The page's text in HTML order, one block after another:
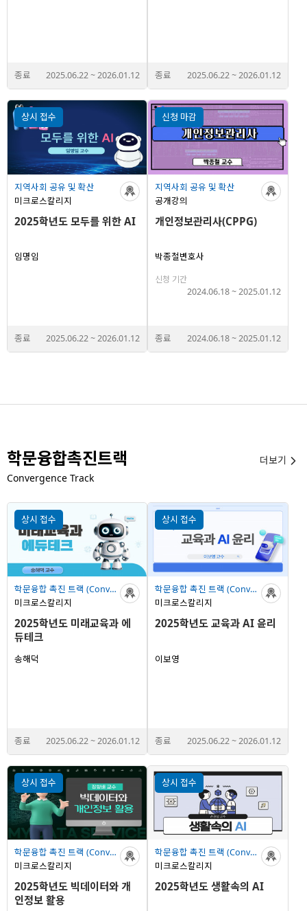
종료 2025.06.22~2026.01.12 종료 2025.06.22~2026.01.12
상시 접수
지역사회 공유 및 확산
2025학년도 모두를 위한 AI
미크로스칼리지
임명임
종료 2025.06.22~2026.01.12
신청 마감
지역사회 공유 및 확산
개인정보관리사(CPPG)
공개강의
박종철변호사
종료 2024.06.18~2025.01.12
신청 기간
2024.06.18~2025.01.12
학문융합촉진트랙
Convergence Track
더보기 
상시 접수
학문융합 촉진 트랙 (Convergence Track)
2025학년도 미래교육과 에
듀테크
미크로스칼리지
송해덕
종료 2025.06.22~2026.01.12
상시 접수
학문융합 촉진 트랙 (Convergence Track)
2025학년도 교육과 AI 윤리
미크로스칼리지
이보영
종료 2025.06.22~2026.01.12
상시 접수
학문융합 촉진 트랙 (Convergence Track)
2025학년도 빅데이터와 개
인정보 활용
미크로스칼리지
상시 접수
학문융합 촉진 트랙 (Convergence Track)
2025학년도 생활속의 AI
미크로스칼리지